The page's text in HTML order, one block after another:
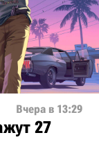
Вчера в 13:29
27